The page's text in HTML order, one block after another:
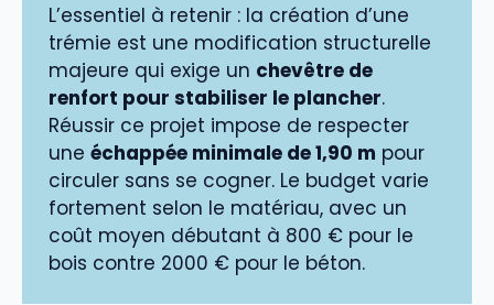
L’essentiel à retenir : la création d’une
trémie est une modification structurelle
majeure qui exige un chevêtre de
renfort pour stabiliser le plancher.
Réussir ce projet impose de respecter
une échappée minimale de 1,90 m pour
circuler sans se cogner. Le budget varie
fortement selon le matériau, avec un
coût moyen débutant à 800 € pour le
bois contre 2000 € pour le béton.